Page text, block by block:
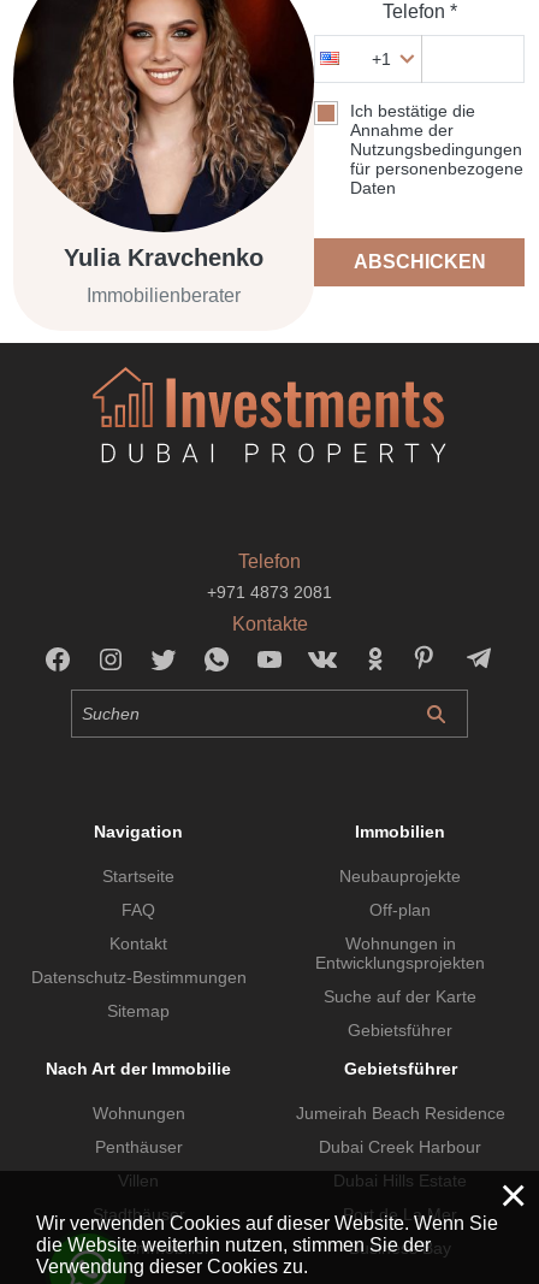
Yulia Kravchenko
Immobilienberater
Telefon *
+1
Ich bestätige die
Annahme der
Nutzungsbedingungen
für personenbezogene
Daten
ABSCHICKEN
Telefon
+971 4873 2081
Kontakte
Navigation
Startseite
FAQ
Kontakt
Datenschutz-Bestimmungen
Sitemap
Immobilien
Neubauprojekte
Off-plan
Wohnungen in
Entwicklungsprojekten
Suche auf der Karte
Gebietsführer
Nach Art der Immobilie
Wohnungen
Penthäuser
Villen
Stadthäuser
Gewerbeimmobilien
Gebietsführer
Jumeirah Beach Residence
Dubai Creek Harbour
Dubai Hills Estate
Port de La Mer
Business Bay
×
Wir verwenden Cookies auf dieser Website. Wenn Sie
die Website weiterhin nutzen, stimmen Sie der
Verwendung dieser Cookies zu.